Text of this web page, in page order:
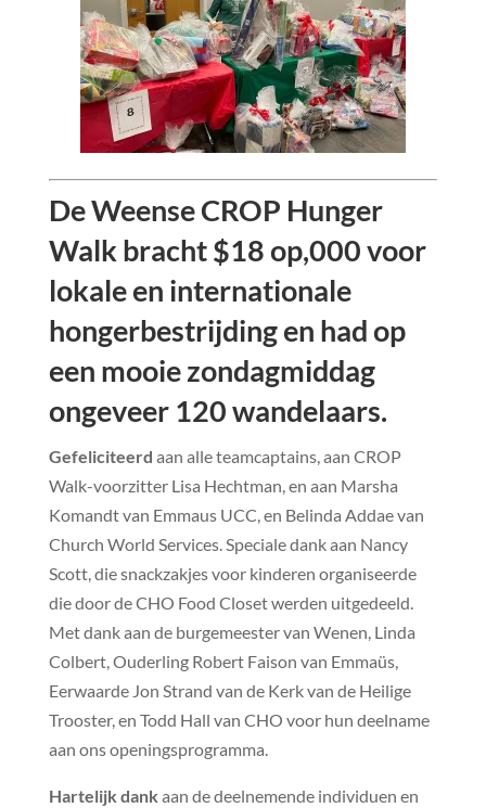
De Weense CROP Hunger
Walk bracht $18 op,000 voor
lokale en internationale
hongerbestrijding en had op
een mooie zondagmiddag
ongeveer 120 wandelaars.
Gefeliciteerd aan alle teamcaptains, aan CROP
Walk-voorzitter Lisa Hechtman, en aan Marsha
Komandt van Emmaus UCC, en Belinda Addae van
Church World Services. Speciale dank aan Nancy
Scott, die snackzakjes voor kinderen organiseerde
die door de CHO Food Closet werden uitgedeeld.
Met dank aan de burgemeester van Wenen, Linda
Colbert, Ouderling Robert Faison van Emmaüs,
Eerwaarde Jon Strand van de Kerk van de Heilige
Trooster, en Todd Hall van CHO voor hun deelname
aan ons openingsprogramma.
Hartelijk dank aan de deelnemende individuen en